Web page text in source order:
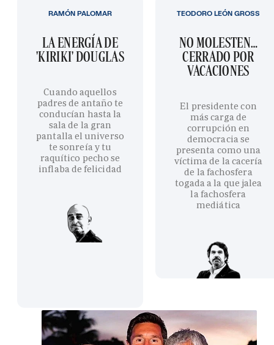
LA ENERGÍA DE
'KIRIKI' DOUGLAS
Cuando aquellos
padres de antaño te
conducían hasta la
sala de la gran
pantalla el universo
te sonreía y tu
raquítico pecho se
inflaba de felicidad
RAMÓN PALOMAR
NO MOLESTEN…
CERRADO POR
VACACIONES
El presidente con
más carga de
corrupción en
democracia se
presenta como una
víctima de la cacería
de la fachosfera
togada a la que jalea
la fachosfera
mediática
TEODORO LEÓN GROSS